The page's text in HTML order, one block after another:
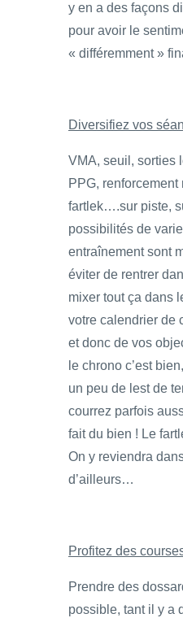
y en a des façons
pour avoir le
« différemment »
Diversifiez vos
VMA, seuil, sorties
PPG, renforcement
fartlek….sur piste,
possibilités de
entraînement sont
éviter de rentrer
mixer tout ça dans
votre calendrier de
et donc de vos
le chrono c’est
un peu de lest de
courrez parfois
fait du bien ! Le
On y reviendra
d’ailleurs…
Profitez des
Prendre des
possible, tant il y a